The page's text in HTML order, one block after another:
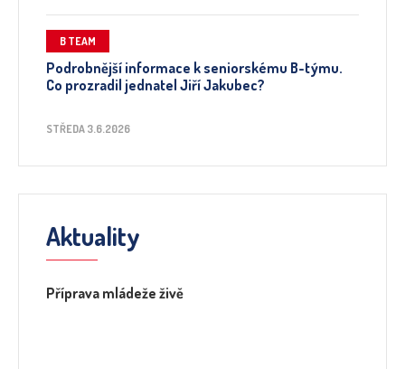
B TEAM
Podrobnější informace k seniorskému B-týmu.
Co prozradil jednatel Jiří Jakubec?
STŘEDA 3.6.2026
Aktuality
Příprava mládeže živě